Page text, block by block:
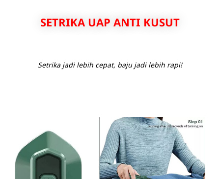
SETRIKA UAP ANTI KUSUT
Setrika jadi lebih cepat, baju jadi lebih rapi!